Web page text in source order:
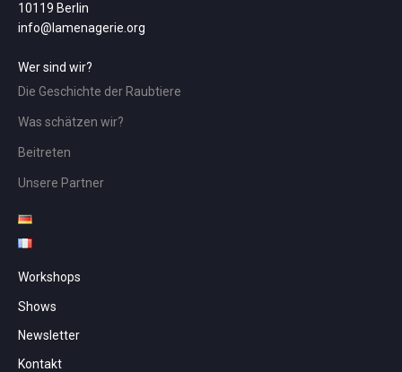
10119 Berlin
info@lamenagerie.org
Wer sind wir?
Die Geschichte der Raubtiere
Was schätzen wir?
Beitreten
Unsere Partner
Workshops
Shows
Newsletter
Kontakt